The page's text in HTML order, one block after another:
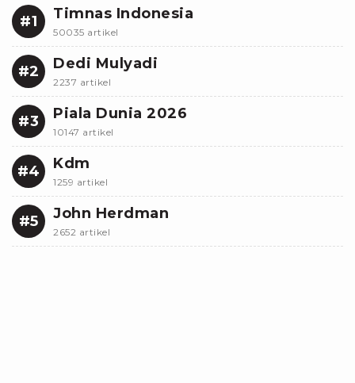
#1 Timnas Indonesia
50035 artikel
#2 Dedi Mulyadi
2237 artikel
#3 Piala Dunia 2026
10147 artikel
#4 Kdm
1259 artikel
#5 John Herdman
2652 artikel